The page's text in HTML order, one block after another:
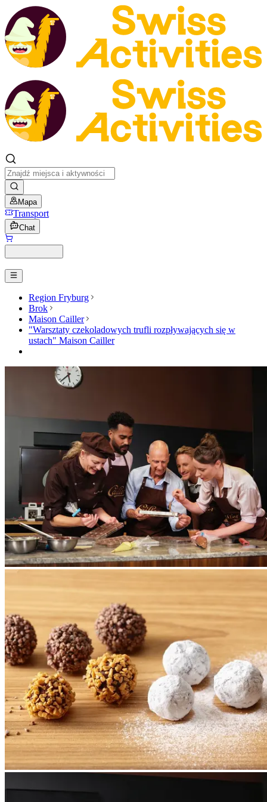
Mapa
Transport
Chat
Region Fryburg
Brok
Maison Cailler
"Warsztaty czekoladowych trufli rozpływających się w
ustach" Maison Cailler